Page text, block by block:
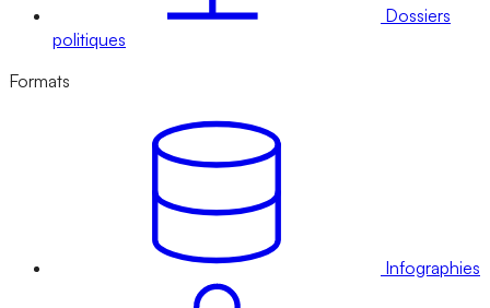
Dossiers
politiques
Formats
Infographies